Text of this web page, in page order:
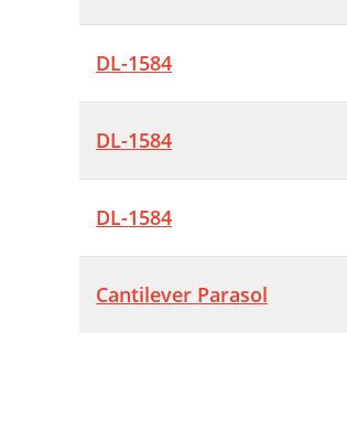
DL-1584
DL-1584
DL-1584
Cantilever Parasol